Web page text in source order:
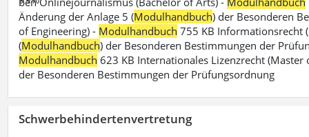
Änderung der Anlage 5 (Modulhandbuch) der Besonderen
of Engineering) - Modulhandbuch 755 KB Informationsrecht
(Modulhandbuch) der Besonderen Bestimmungen der
Modulhandbuch 623 KB Internationales Lizenzrecht (Master
der Besonderen Bestimmungen der Prüfungsordnung
Schwerbehindertenvertretung